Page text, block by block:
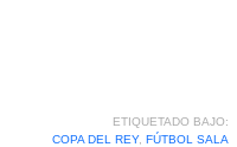
ETIQUETADO BAJO:
COPA DEL REY, FÚTBOL SALA